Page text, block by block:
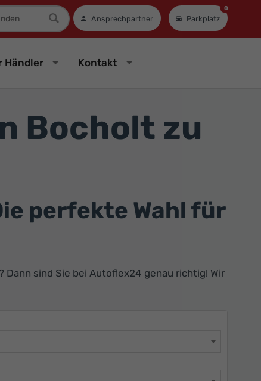
Ansprechpartner Parkplatz
0
Händler Kontakt
Bocholt zu
perfekte Wahl für
Dann sind Sie bei Autoflex24 genau richtig! Wir